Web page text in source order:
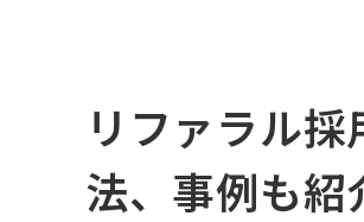
リファラル
法、事例も紹